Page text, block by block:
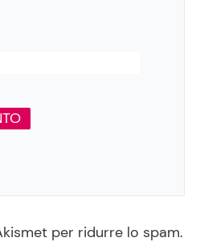
per ridurre lo spam.